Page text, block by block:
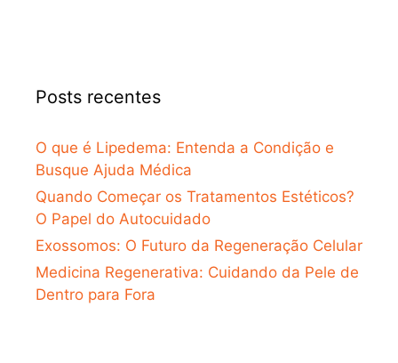
Posts recentes
O que é Lipedema: Entenda a Condição e
Busque Ajuda Médica
Quando Começar os Tratamentos Estéticos?
O Papel do Autocuidado
Exossomos: O Futuro da Regeneração Celular
Medicina Regenerativa: Cuidando da Pele de
Dentro para Fora